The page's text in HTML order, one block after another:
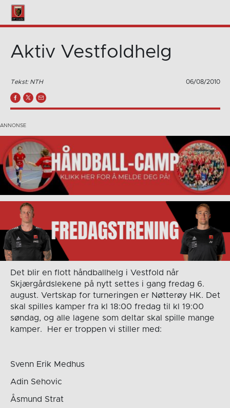
Aktiv Vestfoldhelg
Tekst: NTH 06/08/2010
Det blir en flott håndballhelg i Vestfold når
Skjærgårdslekene på nytt settes i gang fredag 6.
august. Vertskap for turneringen er Nøtterøy HK. Det
skal spilles kamper fra kl 18:00 fredag til kl 19:00
søndag, og alle lagene som deltar skal spille mange
kamper. Her er troppen vi stiller med:
Svenn Erik Medhus
Adin Sehovic
Åsmund Strat